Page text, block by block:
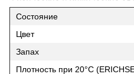
Состояние
Цвет
Запах
Плотность при 20°С